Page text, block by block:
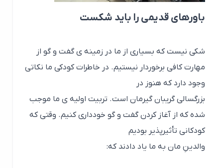
باورهای قدیمی را باید شکست
شکی نیست که بسیاری از ما در زمینه ی گفت و گو از
مهارت کافی برخوردار نیستیم. در خاطرات کودکی ما نکاتی
وجود دارد که هنوز در
بزرگسالی گریبان گیرمان است. تربیت اولیه ی ما موجب
شده که از آغاز کردن گفت و گو خودداری کنیم. وقتی که
کودکانی تأثیرپذیر بودیم
والدینِ مان به ما یاد دادند که: